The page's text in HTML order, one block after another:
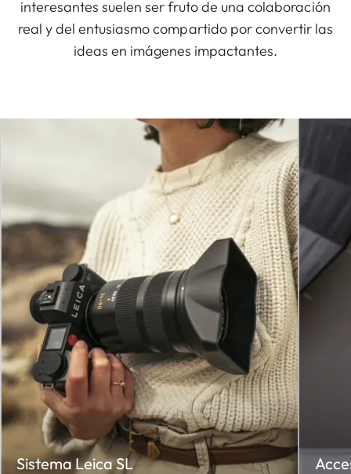
interesantes suelen ser fruto de una colaboración
real y del entusiasmo compartido por convertir las
ideas en imágenes impactantes.
Sistema Leica SL